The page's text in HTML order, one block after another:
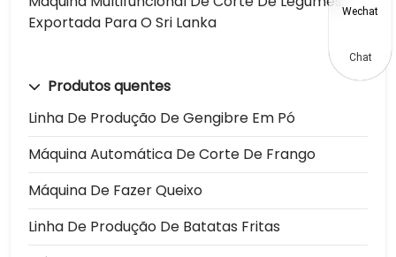
Exportada Para O Sri Lanka
Produtos quentes
Linha De Produção De Gengibre Em Pó
Máquina Automática De Corte De Frango
Máquina De Fazer Queixo
Linha De Produção De Batatas Fritas
Wechat
Chat